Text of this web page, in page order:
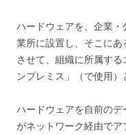
ハードウェアを、企業
業所に設置し、そこに
させて、組織に所属す
ンプレミス」（で使用）
ハードウェアを自前の
がネットワーク経由で